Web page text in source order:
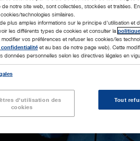
de notre site web, sont collectées, stockées et traitées.
technologies similaires.
plus amples informations sur le principe d'utilisation et
les différents types de cookies et consulter la
vos préférences et refuser les cookies/les
et au bas de notre page web). Cette
données personnelles selon les directives légales en
d'utilisation des
cookies
Tout